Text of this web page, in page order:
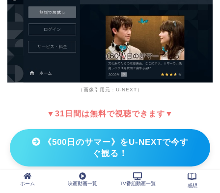
（画像引用元：U-NEXT）
▼31日間は無料で視聴できます▼
《500日のサマー》をU-NEXTで今す
ぐ観る！
※※無料期間の解約で、料金かかりません
ホーム 映画動画一覧 TV番組動画一覧 感想